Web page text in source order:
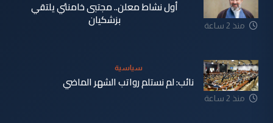
منذ 2 ساعة
أول نشاط معلن.. مجتبى خامنئي يلتقي
بزشكيان
منذ 2 ساعة
سياسية
نائب: لم نستلم رواتب الشهر الماضي